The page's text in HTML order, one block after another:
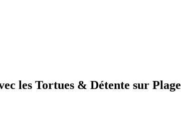
les Tortues & Détente sur Plage